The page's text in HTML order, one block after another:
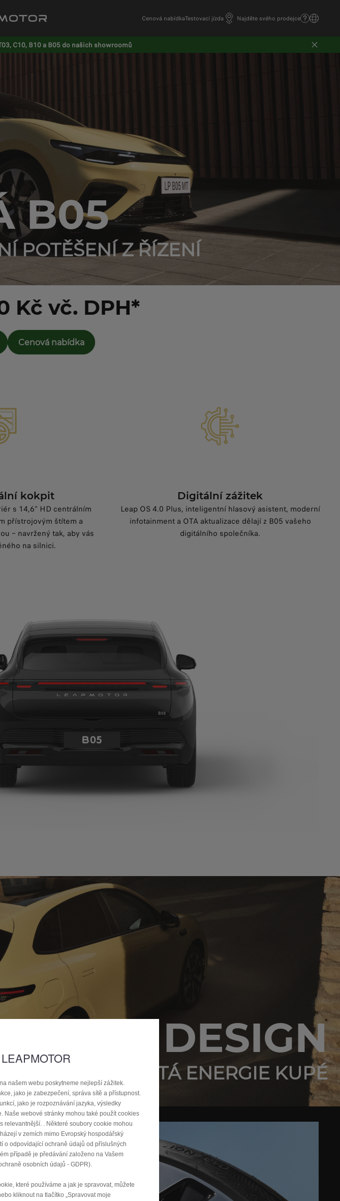
Cenová nabídkaTestovací jízda Najděte svého prodejce
C10, B10 a B05 do našich showroomů
B05
POTĚŠENÍ Z ŘÍZENÍ
Kč vč. DPH*
Cenová nabídka
kokpit
s 14,6" HD centrálním
přístrojovým štítem a
– navržený tak, aby vás
na silnici.
Digitální zážitek
Leap OS 4.0 Plus, inteligentní hlasový asistent, moderní
infotainment a OTA aktualizace dělají z B05 vašeho
digitálního společníka.
DESIGN
ČISTÁ ENERGIE KUPÉ
našem webu poskytneme nejlepší zážitek.
jako je zabezpečení, správa sítě a přístupnost.
jako je rozpoznávání jazyka, výsledky
Naše webové stránky mohou také použít cookies
relevantnější. . Některé soubory cookie mohou
v zemích mimo Evropský hospodářský
o odpovídající ochraně údajů od příslušných
případě je předávání založeno na Vašem
osobních údajů - GDPR).
které používáme a jak je spravovat, můžete
kliknout na tlačítko „Spravovat moje